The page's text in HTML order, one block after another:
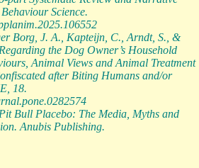
Science.
Borg, J. A., Kapteijn, C., Arndt, S., &
the Dog Owner’s Household
Animal Views and Animal Treatment
after Biting Humans and/or
18.
Bull Placebo: The Media, Myths and
Anubis Publishing.